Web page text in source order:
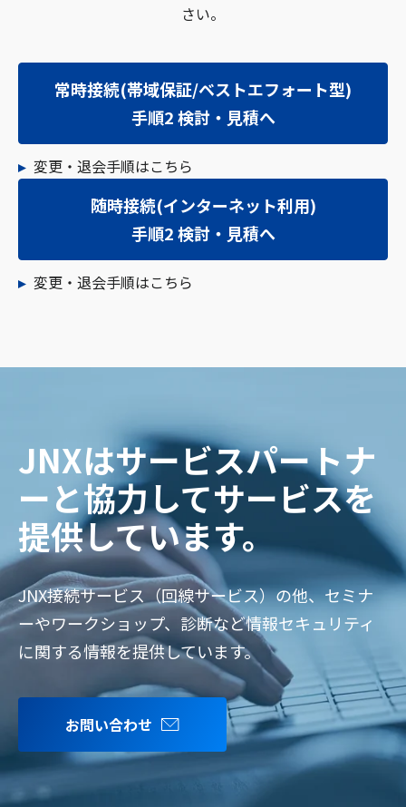
さい。
常時接続(帯域保証/ベストエフォート型)
手順2 検討・見積へ
変更・退会手順はこちら
随時接続(インターネット利用)
手順2 検討・見積へ
変更・退会手順はこちら
JNXはサービスパートナ
ーと協力してサービスを
提供しています。
JNX接続サービス（回線サービス）の他、セミナ
ーやワークショップ、診断など情報セキュリティ
に関する情報を提供しています。
お問い合わせ